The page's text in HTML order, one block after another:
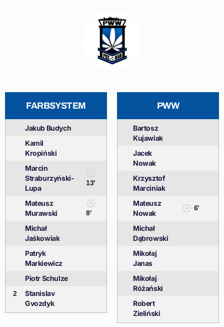
FARBSYSTEM
Jakub Budych
Kamil
Kropiński
Marcin
Straburzyński-
Lupa
13'
Mateusz
Murawski
8'
Michał
Jaśkowiak
Patryk
Markiewicz
Piotr Schulze
2
Stanislav
Gvozdyk
PWW
Bartosz
Kujawiak
Jacek
Nowak
Krzysztof
Marciniak
Mateusz
Nowak
6'
Michał
Dąbrowski
Mikołaj
Janas
Mikołaj
Różański
Robert
Zieliński